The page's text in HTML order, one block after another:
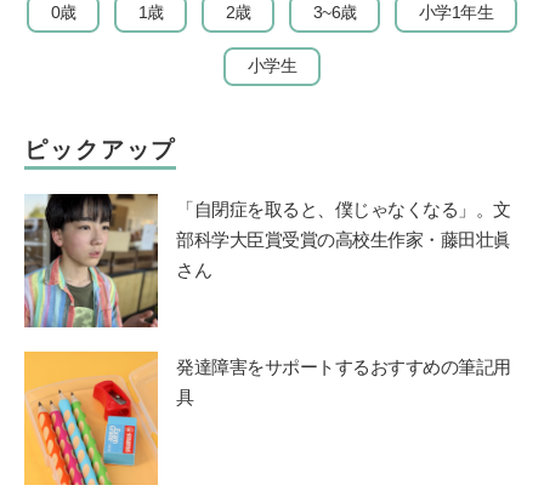
0歳 1歳 2歳 3~6歳 小学1年生
小学生
ピックアップ
「自閉症を取ると、僕じゃなくなる」。文
部科学大臣賞受賞の高校生作家・藤田壮眞
さん
発達障害をサポートするおすすめの筆記用
具